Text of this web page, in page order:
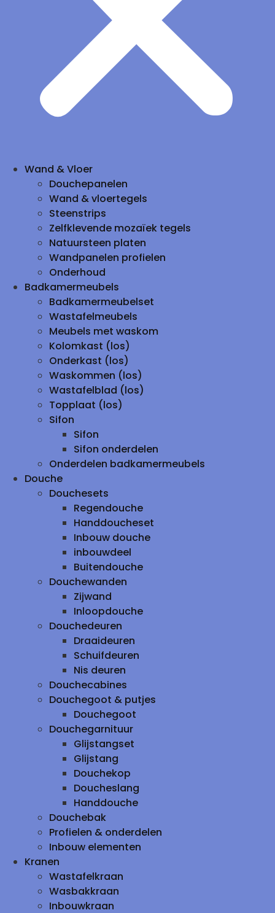
Wand & Vloer
Douchepanelen
Wand & vloertegels
Steenstrips
Zelfklevende mozaïek tegels
Natuursteen platen
Wandpanelen profielen
Onderhoud
Badkamermeubels
Badkamermeubelset
Wastafelmeubels
Meubels met waskom
Kolomkast (los)
Onderkast (los)
Waskommen (los)
Wastafelblad (los)
Topplaat (los)
Sifon
Sifon
Sifon onderdelen
Onderdelen badkamermeubels
Douche
Douchesets
Regendouche
Handdoucheset
Inbouw douche
inbouwdeel
Buitendouche
Douchewanden
Zijwand
Inloopdouche
Douchedeuren
Draaideuren
Schuifdeuren
Nis deuren
Douchecabines
Douchegoot & putjes
Douchegoot
Douchegarnituur
Glijstangset
Glijstang
Douchekop
Doucheslang
Handdouche
Douchebak
Profielen & onderdelen
Inbouw elementen
Kranen
Wastafelkraan
Wasbakkraan
Inbouwkraan